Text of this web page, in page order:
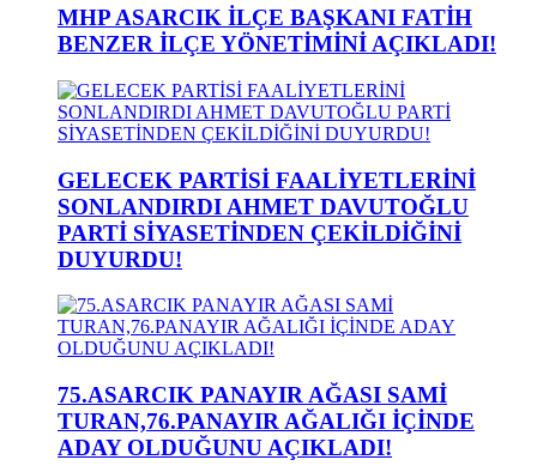
MHP ASARCIK İLÇE BAŞKANI FATİH
BENZER İLÇE YÖNETİMİNİ AÇIKLADI!
GELECEK PARTİSİ FAALİYETLERİNİ
SONLANDIRDI AHMET DAVUTOĞLU
PARTİ SİYASETİNDEN ÇEKİLDİĞİNİ
DUYURDU!
75.ASARCIK PANAYIR AĞASI SAMİ
TURAN,76.PANAYIR AĞALIĞI İÇİNDE
ADAY OLDUĞUNU AÇIKLADI!